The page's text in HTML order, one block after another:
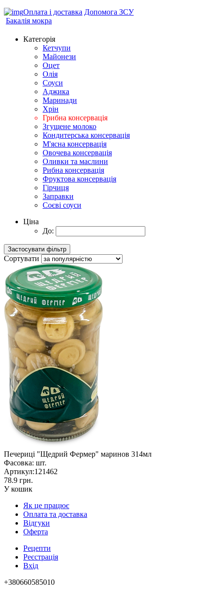
Оплата і доставка Допомога ЗСУ
Бакалія мокра
Категорія
Кетчупи
Майонези
Оцет
Олія
Соуси
Аджика
Маринади
Хрін
Грибна консервація
Згущене молоко
Кондитерська консервація
М'ясна консервація
Овочева консервація
Оливки та маслини
Рибна консервація
Фруктова консервація
Гірчиця
Заправки
Соєві соуси
Ціна
До:
Сортувати
Печериці "Щедрий Фермер" маринов 314мл
Фасовка: шт.
Артикул:121462
78.9 грн.
У кошик
Як це працює
Оплата та доставка
Відгуки
Оферта
Рецепти
Реєстрація
Вхід
+380660585010